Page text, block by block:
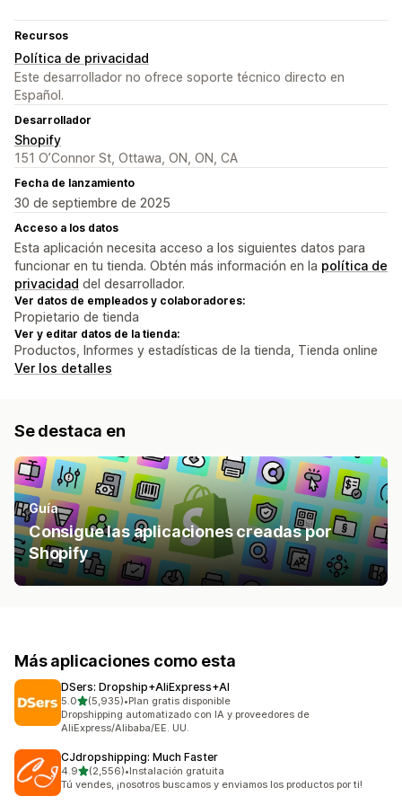
Recursos
Política de privacidad
Este desarrollador no ofrece soporte técnico directo en
Español.
Desarrollador
Shopify
151 O’Connor St, Ottawa, ON, ON, CA
Fecha de lanzamiento
30 de septiembre de 2025
Acceso a los datos
Esta aplicación necesita acceso a los siguientes datos para
funcionar en tu tienda. Obtén más información en la política de
privacidad del desarrollador.
Ver datos de empleados y colaboradores:
Propietario de tienda
Ver y editar datos de la tienda:
Productos, Informes y estadísticas de la tienda, Tienda online
Ver los detalles
Se destaca en
Guía
Consigue las aplicaciones creadas por
Shopify
Más aplicaciones como esta
DSers: Dropship+AliExpress+AI
5.0de 5 estrellas
(5,935)
5935 reseñas en total
•Plan gratis disponible
Dropshipping automatizado con IA y proveedores de
AliExpress/Alibaba/EE. UU.
CJdropshipping: Much Faster
4.9de 5 estrellas
(2,556)
2556 reseñas en total
•Instalación gratuita
Tú vendes, ¡nosotros buscamos y enviamos los productos por ti!